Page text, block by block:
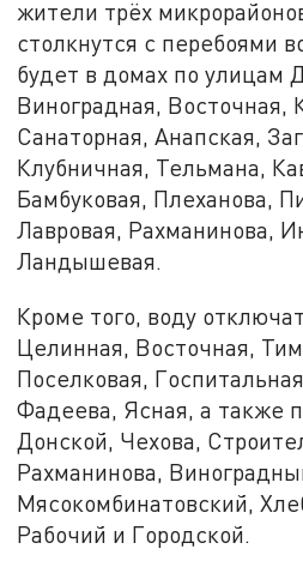
жители трёх
столкнутся с перебоями
будет в домах по улицам
Виноградная, Восточная,
Санаторная, Анапская,
Клубничная, Тельмана,
Бамбуковая, Плеханова,
Лавровая, Рахманинова,
Ландышевая.
Кроме того, воду
Целинная, Восточная,
Поселковая,
Фадеева, Ясная, а также
Донской, Чехова,
Рахманинова,
Мясокомбинатовский,
Рабочий и Городской.